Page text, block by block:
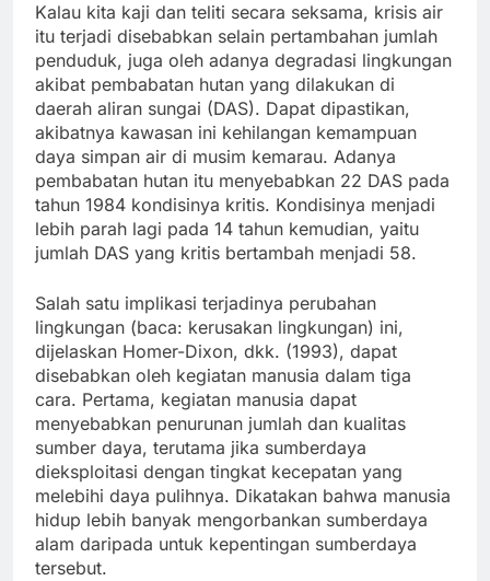
Kalau kita kaji dan teliti secara seksama, krisis air
itu terjadi disebabkan selain pertambahan jumlah
penduduk, juga oleh adanya degradasi lingkungan
akibat pembabatan hutan yang dilakukan di
daerah aliran sungai (DAS). Dapat dipastikan,
akibatnya kawasan ini kehilangan kemampuan
daya simpan air di musim kemarau. Adanya
pembabatan hutan itu menyebabkan 22 DAS pada
tahun 1984 kondisinya kritis. Kondisinya menjadi
lebih parah lagi pada 14 tahun kemudian, yaitu
jumlah DAS yang kritis bertambah menjadi 58.
Salah satu implikasi terjadinya perubahan
lingkungan (baca: kerusakan lingkungan) ini,
dijelaskan Homer-Dixon, dkk. (1993), dapat
disebabkan oleh kegiatan manusia dalam tiga
cara. Pertama, kegiatan manusia dapat
menyebabkan penurunan jumlah dan kualitas
sumber daya, terutama jika sumberdaya
dieksploitasi dengan tingkat kecepatan yang
melebihi daya pulihnya. Dikatakan bahwa manusia
hidup lebih banyak mengorbankan sumberdaya
alam daripada untuk kepentingan sumberdaya
tersebut.